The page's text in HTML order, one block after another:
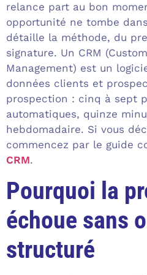
relance part au bon
opportunité ne tombe
détaille la méthode, du
signature. Un CRM
Management) est un
données clients et
prospection : cinq à sept
automatiques, quinze
hebdomadaire. Si vous
commencez par le guide
CRM.
Pourquoi la
échoue sans
structuré